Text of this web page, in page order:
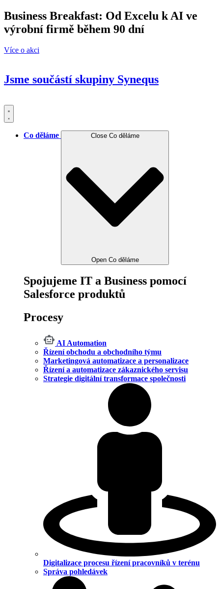
Business Breakfast: Od Excelu k AI ve
výrobní firmě během 90 dní
Více o akci
Jsme součástí skupiny Synequs
Co děláme Close Co děláme
Open Co děláme
Spojujeme IT a Business pomocí
Salesforce produktů
Procesy
AI Automation
Řízení obchodu a obchodního týmu
Marketingová automatizace a personalizace
Řízení a automatizace zákaznického servisu
Strategie digitální transformace společnosti
Digitalizace procesu řízení pracovníků v terénu
Správa pohledávek